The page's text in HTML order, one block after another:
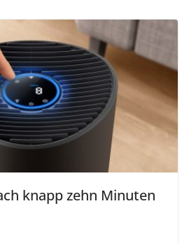
knapp zehn Minuten